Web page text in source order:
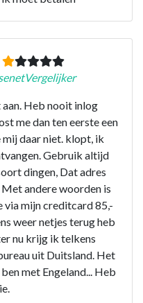
Heb nooit inlog
me dan ten eerste een
mij daar niet. klopt, ik
Gebruik altijd
dingen, Dat adres
andere woorden is
via mijn creditcard 85,-
weer netjes terug heb
nu krijg ik telkens
uit Duitsland. Het
met Engeland... Heb